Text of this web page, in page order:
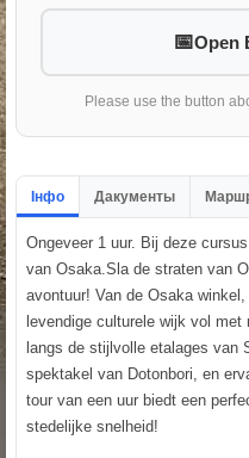
Open
Please use the button
Інфо Дакументы
Ongeveer 1 uur. Bij deze
van Osaka.Sla de straten van
avontuur! Van de Osaka
levendige culturele wijk vol met
langs de stijlvolle etalages van
spektakel van Dotonbori, en
tour van een uur biedt een
stedelijke snelheid!